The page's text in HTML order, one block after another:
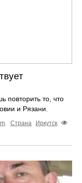
повторить то, что
и Рязани.
Страна
Иркутск